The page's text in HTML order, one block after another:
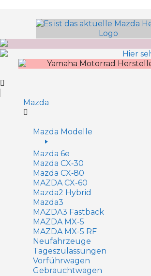
Mazda
Mazda Modelle
Mazda 6e
Mazda CX‑30
Mazda CX‑80
MAZDA CX-60
Mazda2 Hy­brid
Mazda3
MAZDA3 Fastback
MAZDA MX-5
MAZDA MX-5 RF
Neufahrzeuge
Tageszulassungen
Vorführwagen
Gebrauchtwagen